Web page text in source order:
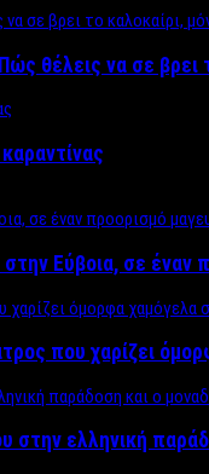
θέλεις να σε
Εύβοια, σε έναν
που χαρίζει
ελληνική